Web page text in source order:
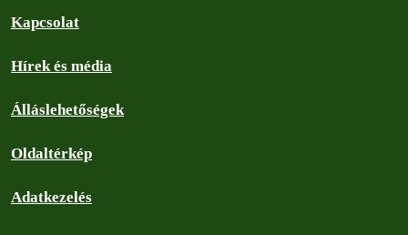
Kapcsolat
Hírek és média
Álláslehetőségek
Oldaltérkép
Adatkezelés